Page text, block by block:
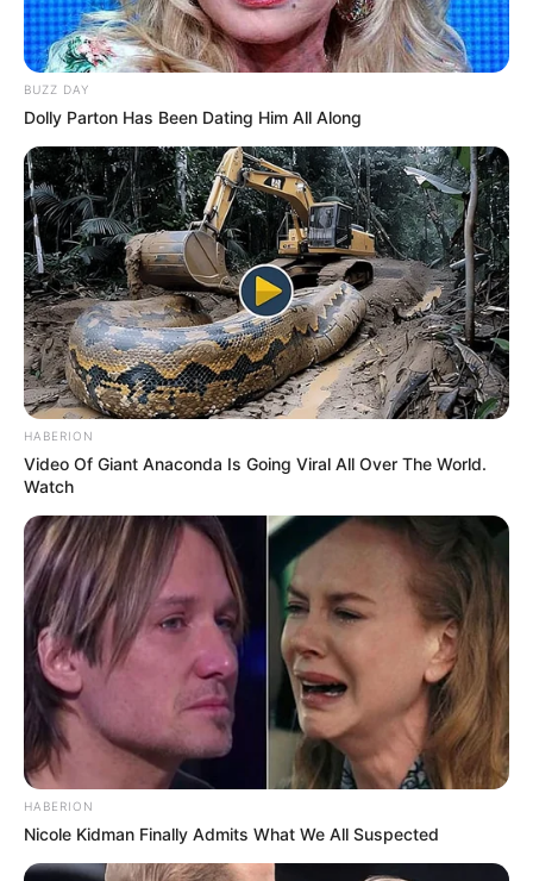
BUZZ DAY
Dolly Parton Has Been Dating Him All Along
HABERION
Video Of Giant Anaconda Is Going Viral All Over The World.
Watch
HABERION
Nicole Kidman Finally Admits What We All Suspected